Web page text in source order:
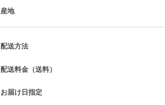
産地
配送方法
配送料金（送料）
お届け日指定